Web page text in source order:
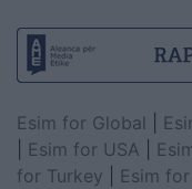
Esim for Global
Esim for USA
for Turkey
Esim